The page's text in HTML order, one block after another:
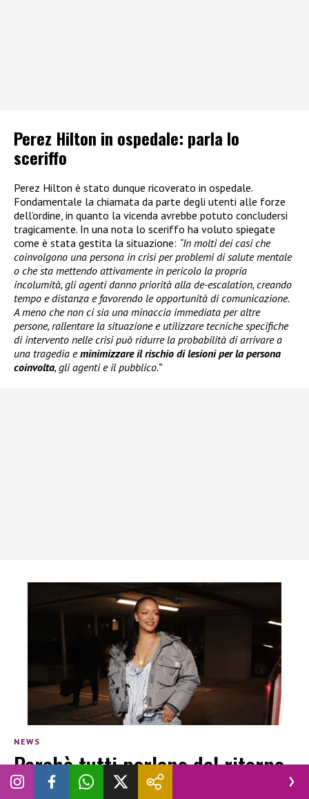
Perez Hilton in ospedale: parla lo
sceriffo
Perez Hilton è stato dunque ricoverato in ospedale.
Fondamentale la chiamata da parte degli utenti alle forze
dell’ordine, in quanto la vicenda avrebbe potuto concludersi
tragicamente. In una nota lo sceriffo ha voluto spiegate
come è stata gestita la situazione: “In molti dei casi che
coinvolgono una persona in crisi per problemi di salute mentale
o che sta mettendo attivamente in pericolo la propria
incolumità, gli agenti danno priorità alla de-escalation, creando
tempo e distanza e favorendo le opportunità di comunicazione.
A meno che non ci sia una minaccia immediata per altre
persone, rallentare la situazione e utilizzare tecniche specifiche
di intervento nelle crisi può ridurre la probabilità di arrivare a
una tragedia eminimizzare il rischio di lesioni per la persona
coinvolta, gli agenti e il pubblico.”
NEWS
Perchè tutti parlano del ritorno
di Rihanna al carnevale delle